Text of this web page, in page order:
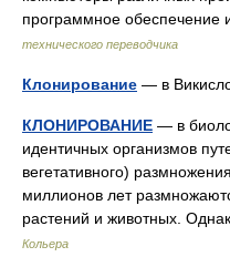
программное
технического переводчика
Клонирование — в
КЛОНИРОВАНИЕ — в
идентичных организмов
вегетативного)
миллионов лет
растений и животных.
Кольера